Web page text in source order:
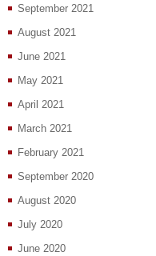
September 2021
August 2021
June 2021
May 2021
April 2021
March 2021
February 2021
September 2020
August 2020
July 2020
June 2020